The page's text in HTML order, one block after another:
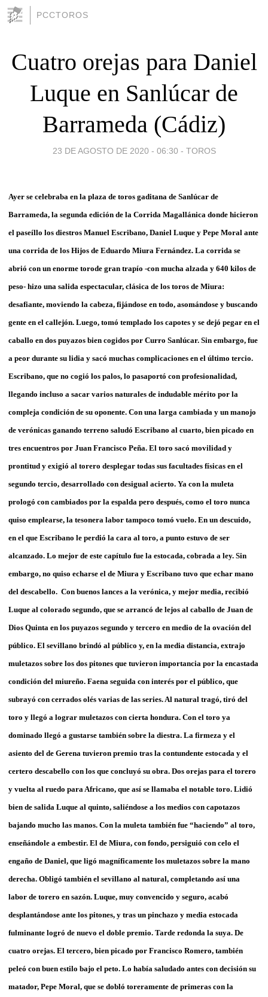
PCCTOROS
Cuatro orejas para Daniel
Luque en Sanlúcar de
Barrameda (Cádiz)
23 DE AGOSTO DE 2020 - 06:30 - TOROS
Ayer se celebraba en la plaza de toros gaditana de Sanlúcar de
Barrameda, la segunda edición de la Corrida Magallánica donde hicieron
el paseíllo los diestros Manuel Escribano, Daniel Luque y Pepe Moral ante
una corrida de los Hijos de Eduardo Miura Fernández. La corrida se
abrió con un enorme torode gran trapío -con mucha alzada y 640 kilos de
peso- hizo una salida espectacular, clásica de los toros de Miura:
desafiante, moviendo la cabeza, fijándose en todo, asomándose y buscando
gente en el callejón. Luego, tomó templado los capotes y se dejó pegar en el
caballo en dos puyazos bien cogidos por Curro Sanlúcar. Sin embargo, fue
a peor durante su lidia y sacó muchas complicaciones en el último tercio.
Escribano, que no cogió los palos, lo pasaportó con profesionalidad,
llegando incluso a sacar varios naturales de indudable mérito por la
compleja condición de su oponente. Con una larga cambiada y un manojo
de verónicas ganando terreno saludó Escribano al cuarto, bien picado en
tres encuentros por Juan Francisco Peña. El toro sacó movilidad y
prontitud y exigió al torero desplegar todas sus facultades físicas en el
segundo tercio, desarrollado con desigual acierto. Ya con la muleta
prologó con cambiados por la espalda pero después, como el toro nunca
quiso emplearse, la tesonera labor tampoco tomó vuelo. En un descuido,
en el que Escribano le perdió la cara al toro, a punto estuvo de ser
alcanzado. Lo mejor de este capítulo fue la estocada, cobrada a ley. Sin
embargo, no quiso echarse el de Miura y Escribano tuvo que echar mano
del descabello. Con buenos lances a la verónica, y mejor media, recibió
Luque al colorado segundo, que se arrancó de lejos al caballo de Juan de
Dios Quinta en los puyazos segundo y tercero en medio de la ovación del
público. El sevillano brindó al público y, en la media distancia, extrajo
muletazos sobre los dos pitones que tuvieron importancia por la encastada
condición del miureño. Faena seguida con interés por el público, que
subrayó con cerrados olés varias de las series. Al natural tragó, tiró del
toro y llegó a lograr muletazos con cierta hondura. Con el toro ya
dominado llegó a gustarse también sobre la diestra. La firmeza y el
asiento del de Gerena tuvieron premio tras la contundente estocada y el
certero descabello con los que concluyó su obra. Dos orejas para el torero
y vuelta al ruedo para Africano, que así se llamaba el notable toro. Lidió
bien de salida Luque al quinto, saliéndose a los medios con capotazos
bajando mucho las manos. Con la muleta también fue “haciendo” al toro,
enseñándole a embestir. El de Miura, con fondo, persiguió con celo el
engaño de Daniel, que ligó magníficamente los muletazos sobre la mano
derecha. Obligó también el sevillano al natural, completando así una
labor de torero en sazón. Luque, muy convencido y seguro, acabó
desplantándose ante los pitones, y tras un pinchazo y media estocada
fulminante logró de nuevo el doble premio. Tarde redonda la suya. De
cuatro orejas. El tercero, bien picado por Francisco Romero, también
peleó con buen estilo bajo el peto. Lo había saludado antes con decisión su
matador, Pepe Moral, que se dobló toreramente de primeras con la